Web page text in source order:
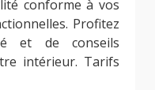
conforme à vos
Profitez
et de conseils
intérieur. Tarifs